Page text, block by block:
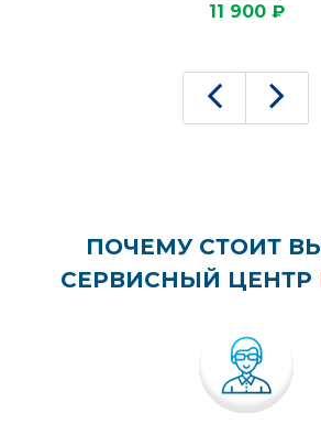
11 900 ₽
ПОЧЕМУ СТОИТ
СЕРВИСНЫЙ ЦЕНТР